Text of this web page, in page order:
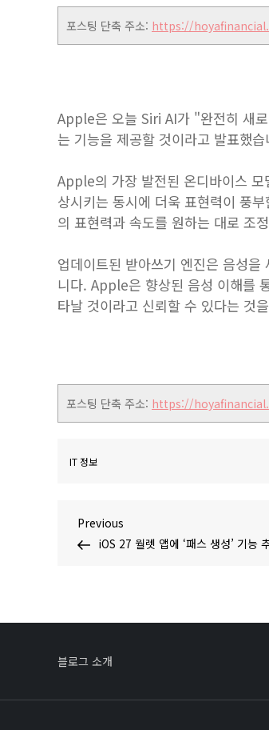
포스팅 단축 주소: https://
Apple은 오늘 Siri AI가 "완전히 새
는 기능을 제공할 것이라고 발표했습
Apple의 가장 발전된 온디바이스
상시키는 동시에 더욱 표현력이 풍
의 표현력과 속도를 원하는 대로 조
업데이트된 받아쓰기 엔진은 음성
니다. Apple은 향상된 음성 이해를
타날 것이라고 신뢰할 수 있다는 것
포스팅 단축 주소: https://
IT 정보
글
Previous
Post
Previous
iOS 27 월렛 앱에 ‘패스 생성’ 기능
블로그 소개